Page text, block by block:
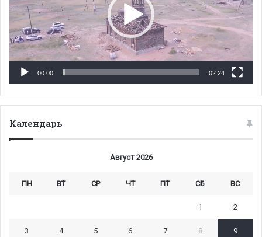
00:00 02:24
Календарь
Август 2026
ПН ВТ СР ЧТ ПТ СБ ВС
1 2
3 4 5 6 7 8 9